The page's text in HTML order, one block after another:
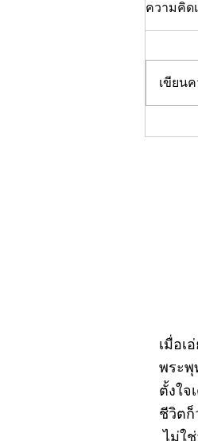
คอลั
ความคิด
เขียน
เมื่อเ
พระพุ
ตั้งใจ
ชีวิตก็
ไม่ใ